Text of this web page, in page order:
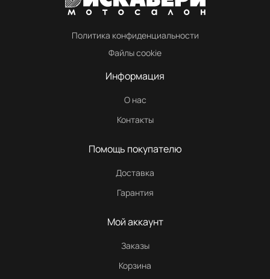
Политика конфиденциальности
Файлы cookie
Информация
О нас
Контакты
Помощь покупателю
Доставка
Гарантия
Мой аккаунт
Заказы
Корзина